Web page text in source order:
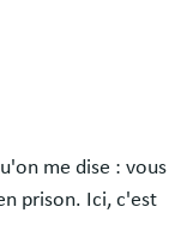
me dise : vous
prison. Ici, c'est